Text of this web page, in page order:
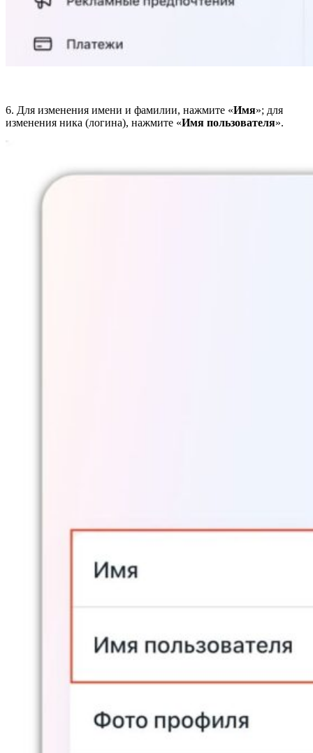
6. Для изменения имени и фамилии, нажмите «Имя»; для
изменения ника (логина), нажмите «Имя пользователя».